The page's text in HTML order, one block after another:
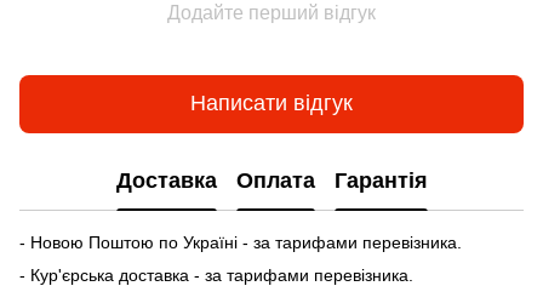
Додайте перший відгук
Написати відгук
Доставка Оплата Гарантія
- Новою Поштою по Україні - за тарифами перевізника.
- Кур'єрська доставка - за тарифами перевізника.